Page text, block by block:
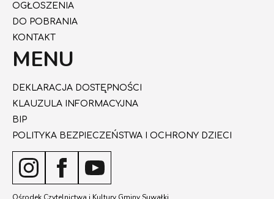
OGŁOSZENIA
DO POBRANIA
KONTAKT
MENU
DEKLARACJA DOSTĘPNOŚCI
KLAUZULA INFORMACYJNA
BIP
POLITYKA BEZPIECZEŃSTWA I OCHRONY DZIECI
Ośrodek Czytelnictwa i Kultury Gminy Suwałki